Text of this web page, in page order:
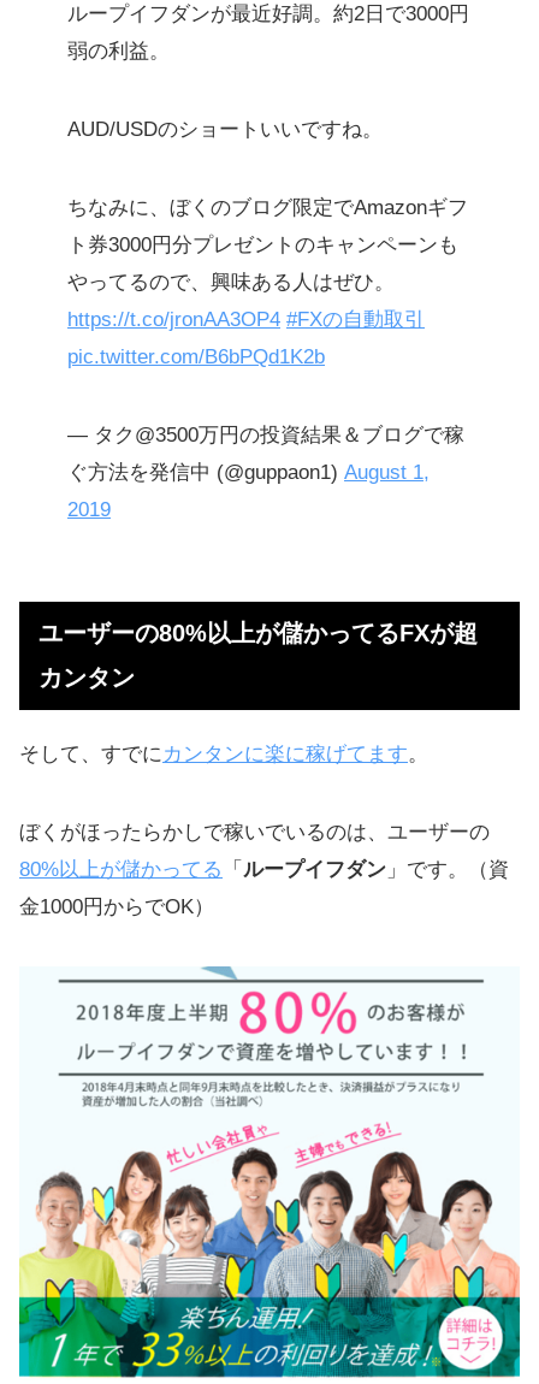
ループイフダンが最近好調。約2日で3000円
弱の利益。
AUD/USDのショートいいですね。
ちなみに、ぼくのブログ限定でAmazonギフ
ト券3000円分プレゼントのキャンペーンも
やってるので、興味ある人はぜひ。
https://t.co/jronAA3OP4 #FXの自動取引
pic.twitter.com/B6bPQd1K2b
— タク@3500万円の投資結果＆ブログで稼
ぐ方法を発信中 (@guppaon1) August 1,
2019
ユーザーの80%以上が儲かってるFXが超
カンタン
そして、すでに カンタンに楽に稼げてます。
ぼくがほったらかしで稼いでいるのは、ユーザーの
80%以上が儲かってる
「 ループイフダン 」です。（資
金1000円からでOK）